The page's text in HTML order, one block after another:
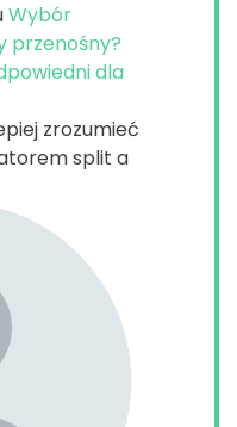
Wybór
przenośny?
dla
zrozumieć
split a